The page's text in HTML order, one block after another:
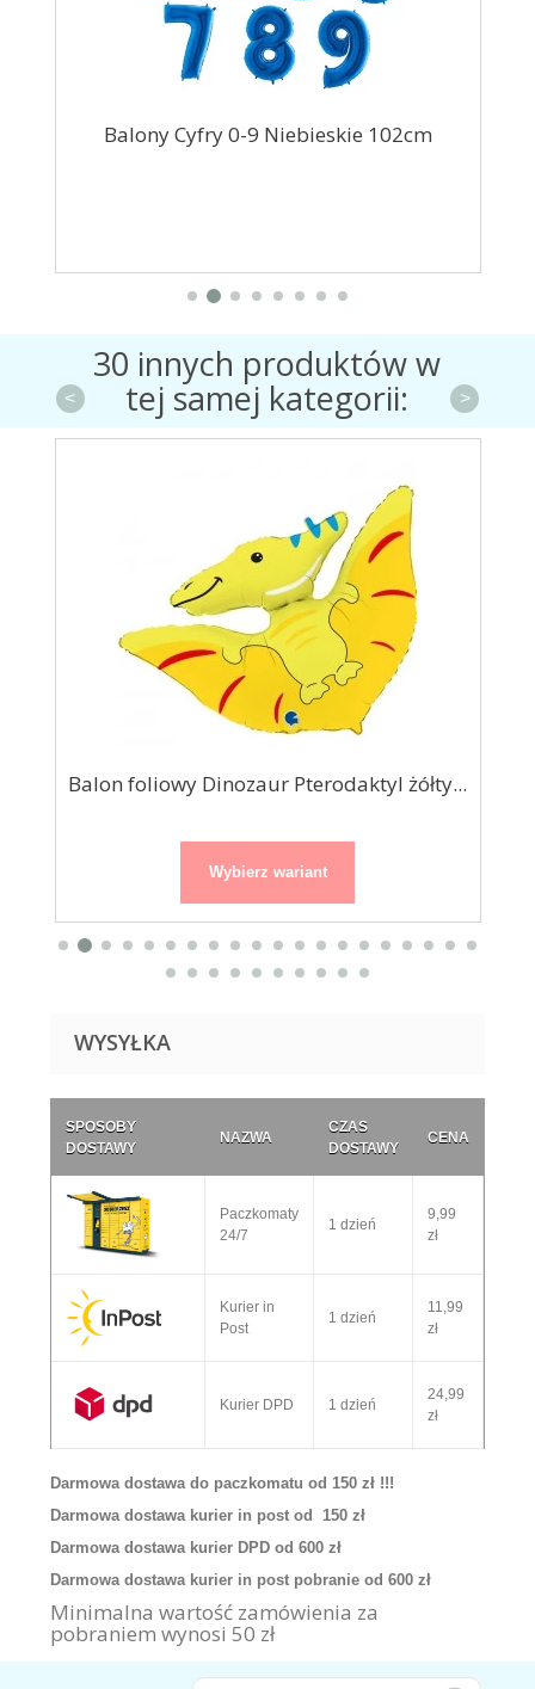
Balony Cyfry 0-9 Niebieskie 102cm
30 innych produktów w
tej samej kategorii:
Balon foliowy Dinozaur Pterodaktyl żółty...
Wybierz wariant
< >
WYSYŁKA
SPOSOBY
DOSTAWY
NAZWA
CZAS
DOSTAWY
CENA
Paczkomaty
24/7
1 dzień
9,99
zł
Kurier in
Post
1 dzień
11,99
zł
Kurier DPD 1 dzień
24,99
zł
Darmowa dostawa do paczkomatu od 150 zł !!!
Darmowa dostawa kurier in post od 150 zł
Darmowa dostawa kurier DPD od 600 zł
Darmowa dostawa kurier in post pobranie od 600 zł
Minimalna wartość zamówienia za
pobraniem wynosi 50 zł